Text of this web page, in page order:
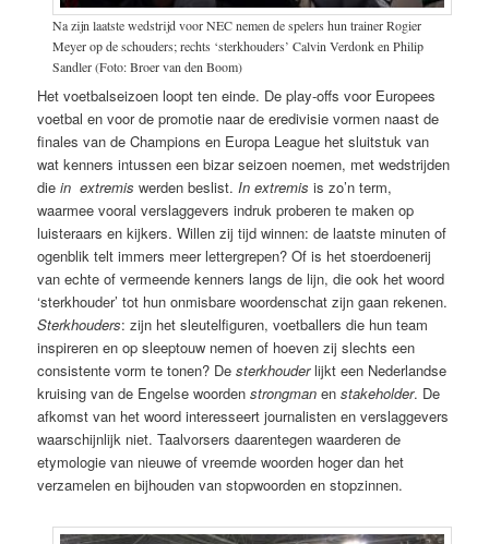
Na zijn laatste wedstrijd voor NEC nemen de spelers hun trainer Rogier
Meyer op de schouders; rechts ‘sterkhouders’ Calvin Verdonk en Philip
Sandler (Foto: Broer van den Boom)
Het voetbalseizoen loopt ten einde. De play-offs voor Europees
voetbal en voor de promotie naar de eredivisie vormen naast de
finales van de Champions en Europa League het sluitstuk van
wat kenners intussen een bizar seizoen noemen, met wedstrijden
diein extremis werden beslist.In extremis is zo’n term,
waarmee vooral verslaggevers indruk proberen te maken op
luisteraars en kijkers. Willen zij tijd winnen: de laatste minuten of
ogenblik telt immers meer lettergrepen? Of is het stoerdoenerij
van echte of vermeende kenners langs de lijn, die ook het woord
‘sterkhouder’ tot hun onmisbare woordenschat zijn gaan rekenen.
Sterkhouders: zijn het sleutelfiguren, voetballers die hun team
inspireren en op sleeptouw nemen of hoeven zij slechts een
consistente vorm te tonen? Desterkhouderlijkt een Nederlandse
kruising van de Engelse woordenstrongman enstakeholder. De
afkomst van het woord interesseert journalisten en verslaggevers
waarschijnlijk niet. Taalvorsers daarentegen waarderen de
etymologie van nieuwe of vreemde woorden hoger dan het
verzamelen en bijhouden van stopwoorden en stopzinnen.